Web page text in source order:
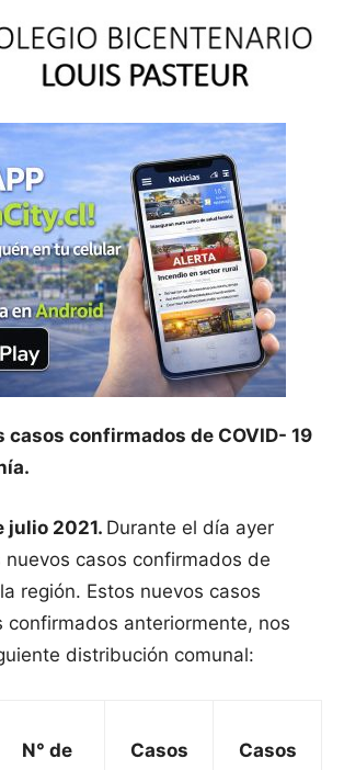
casos confirmados de COVID- 19
julio 2021. Durante el día ayer
nuevos casos confirmados de
región. Estos nuevos casos
confirmados anteriormente, nos
distribución comunal:
N° de
Casos
Casos